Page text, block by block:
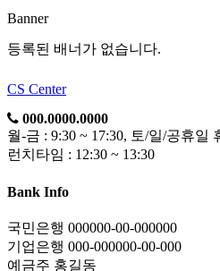
Banner
등록된 배너가 없습니다.
CS Center
000.0000.0000
월-금 : 9:30 ~ 17:30, 토/일/공휴일
런치타임 : 12:30 ~ 13:30
Bank Info
국민은행 000000-00-000000
기업은행 000-000000-00-000
예금주 홍길동